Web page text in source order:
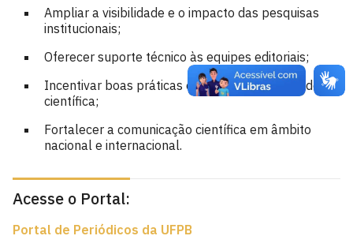
Ampliar a visibilidade e o impacto das pesquisas
institucionais;
Oferecer suporte técnico às equipes editoriais;
Incentivar boas práticas e padrões de qualidade
científica;
Fortalecer a comunicação científica em âmbito
nacional e internacional.
Acesse o Portal:
Portal de Periódicos da UFPB